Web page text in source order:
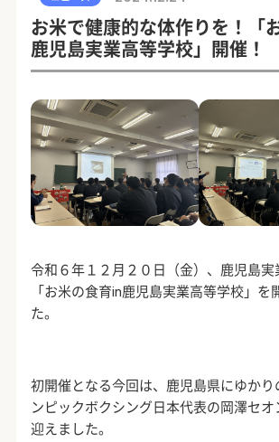
お米で健康的な体作りを！「
鹿児島実業高等学校」開催！
令和６年１２月２０日（金）、鹿児島実
「お米の食育in鹿児島実業高等学校」を
た。
初開催となる今回は、鹿児島県にゆかり
ンピックボクシング日本代表の岡澤セ
迎えました。